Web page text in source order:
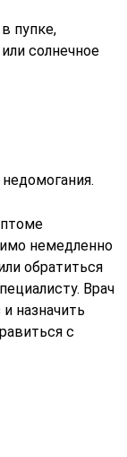
пупке,
солнечное
немедленно
обратиться
Врач
назначить
с